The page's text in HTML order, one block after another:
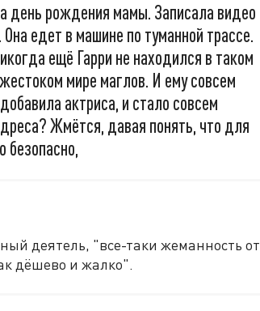
день рождения мамы. Записала видео
едет в машине по туманной трассе.
ещё Гарри не находился в таком
мире маглов. И ему совсем
актриса, и стало совсем
Жмётся, давая понять, что для
безопасно,
деятель, "все-таки жеманность от
дёшево и жалко".